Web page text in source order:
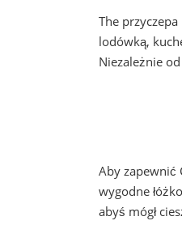
The
lodówką,
Niezależnie
Aby zapewnić
wygodne
abyś mógł